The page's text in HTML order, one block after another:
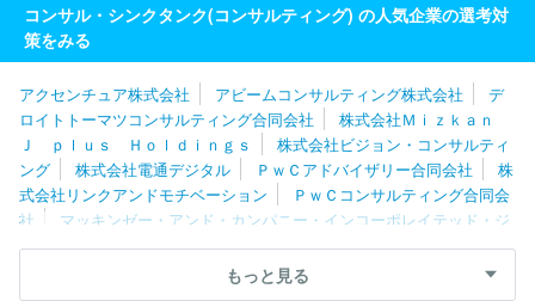
コンサル・シンクタンク(コンサルティング) の人気企業の選考対
策をみる
アクセンチュア株式会社 アビームコンサルティング株式会社
デ
ロイトトーマツコンサルティング合同会社
株式会社Ｍｉｚｋａｎ
Ｊ ｐｌｕｓ Ｈｏｌｄｉｎｇｓ
株式会社ビジョン・コンサルティ
ング
株式会社電通デジタル ＰｗＣアドバイザリー合同会社
株
式会社リンクアンドモチベーション
ＰｗＣコンサルティング合同会
社
マッキンゼー・アンド・カンパニー・インコーポレイテッド・ジ
ャパン
ＫＰＭＧコンサルティング株式会社
株式会社船井総合研
ＥＹストラテジー・アンド・コンサルティング株式会社
ボ
ストン・コンサルティング・グループ合同会社
もっと見る